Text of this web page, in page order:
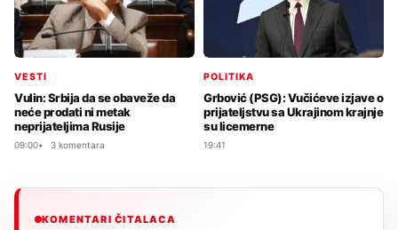
VESTI
Vulin: Srbija da se obaveže da
neće prodati ni metak
neprijateljima Rusije
09:00 3 komentara
POLITIKA
Grbović (PSG): Vučićeve izjave o
prijateljstvu sa Ukrajinom krajnje
su licemerne
19:41
KOMENTARI ČITALACA